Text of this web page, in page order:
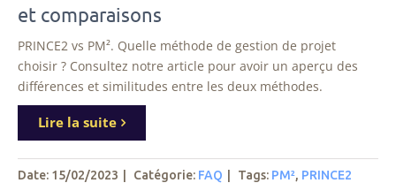
et comparaisons
PRINCE2 vs PM². Quelle méthode de gestion de projet
choisir ? Consultez notre article pour avoir un aperçu des
différences et similitudes entre les deux méthodes.
Lire la suite
Date: 15/02/2023 Catégorie: FAQ Tags: PM², PRINCE2